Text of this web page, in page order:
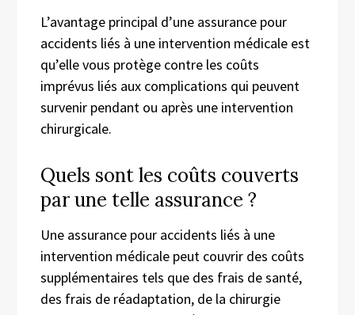
L’avantage principal d’une assurance pour
accidents liés à une intervention médicale est
qu’elle vous protège contre les coûts
imprévus liés aux complications qui peuvent
survenir pendant ou après une intervention
chirurgicale.
Quels sont les coûts couverts
par une telle assurance ?
Une assurance pour accidents liés à une
intervention médicale peut couvrir des coûts
supplémentaires tels que des frais de santé,
des frais de réadaptation, de la chirurgie